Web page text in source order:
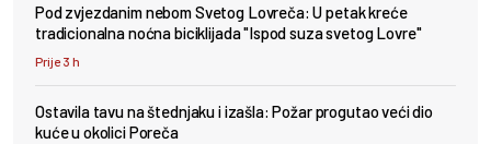
Pod zvjezdanim nebom Svetog Lovreča: U petak kreće
tradicionalna noćna biciklijada "Ispod suza svetog Lovre"
Prije 3 h
Ostavila tavu na štednjaku i izašla: Požar progutao veći dio
kuće u okolici Poreča